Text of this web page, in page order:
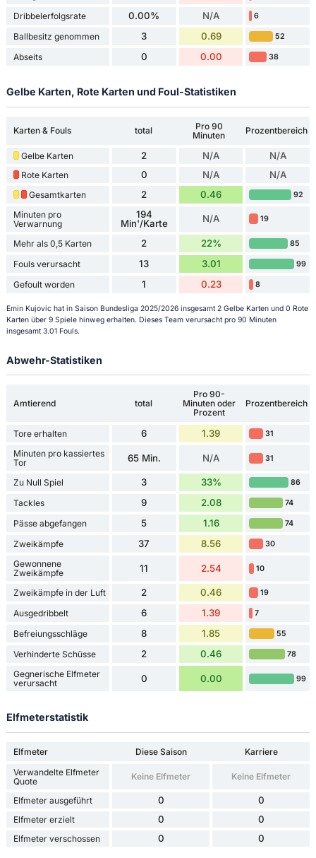
Dribbelerfolgsrate 0.00% N/A 6
Ballbesitz genommen 3 0.69 52
Abseits 0 0.00 38
Gelbe Karten, Rote Karten und Foul-Statistiken
Karten & Fouls total
Pro 90
Minuten
Prozentbereich
Gelbe Karten 2 N/A N/A
Rote Karten 0 N/A N/A
Gesamtkarten 2 0.46 92
Minuten pro
Verwarnung
194
Min'/Karte
N/A 19
Mehr als 0,5 Karten 2 22% 85
Fouls verursacht 13 3.01 99
Gefoult worden 1 0.23 8
Emin Kujovic hat in Saison Bundesliga 2025/2026 insgesamt 2 Gelbe Karten und 0 Rote
Karten über 9 Spiele hinweg erhalten. Dieses Team verursacht pro 90 Minuten
insgesamt 3.01 Fouls.
Abwehr-Statistiken
Amtierend total
Pro 90-
Minuten oder
Prozent
Prozentbereich
Tore erhalten 6 1.39 31
Minuten pro kassiertes
Tor
65 Min. N/A 31
Zu Null Spiel 3 33% 86
Tackles 9 2.08 74
Pässe abgefangen 5 1.16 74
Zweikämpfe 37 8.56 30
Gewonnene
Zweikämpfe
11 2.54 10
Zweikämpfe in der Luft 2 0.46 19
Ausgedribbelt 6 1.39 7
Befreiungsschläge 8 1.85 55
Verhinderte Schüsse 2 0.46 78
Gegnerische Elfmeter
verursacht
0 0.00 99
Elfmeterstatistik
Elfmeter Diese Saison
Karriere
Verwandelte Elfmeter
Quote
Keine Elfmeter Keine Elfmeter
Elfmeter ausgeführt 0 0
Elfmeter erzielt 0 0
Elfmeter verschossen 0 0